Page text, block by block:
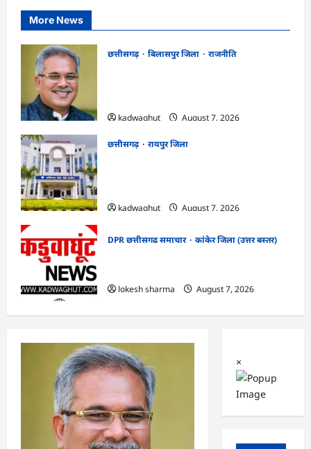
More News
छत्तीसगढ़ बिलासपुर जिला
राजनीति
kadwaghut
August 7, 2026
छत्तीसगढ़
रायपुर जिला
kadwaghut
August 7, 2026
DPR छत्तीसगढ समाचार
कांकेर जिला (उत्तर बस्तर)
lokesh sharma
August 7, 2026
×